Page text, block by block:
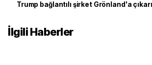
Trump bağlantılı şirket Grönland'a
İlgili Haberler